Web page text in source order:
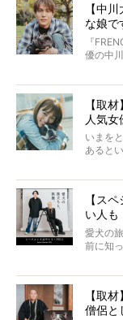
太郎の
アにつ
り添い
その悲
いて、
こんな
ていた
ぼくら
と思っ
【中
な娘で
ッグ
『
優の中
マちゃ
カエピ
【取
人気
いまを
あると
とりを
愛がわ
だかう
春奈さ
小西が
【ス
い人も
はやと
愛犬の
前に知
力をも
犬の旅
【取
僧侶と